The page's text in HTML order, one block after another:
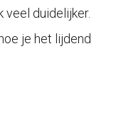
veel duidelijker.
je het lijdend